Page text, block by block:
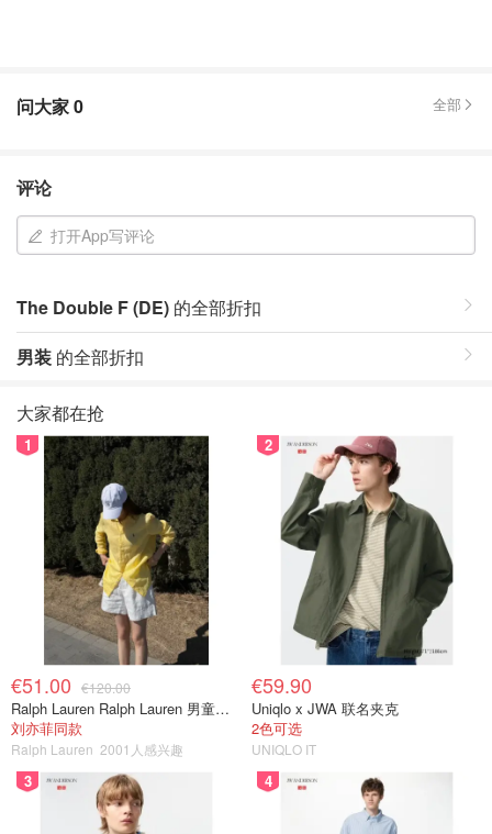
问大家0 全部
评论
打开App写评论
The Double F (DE) 的全部折扣
男装 的全部折扣
大家都在抢
1
€51.00 €120.00
Ralph Lauren Ralph Lauren 男童亚麻衬衫
刘亦菲同款
Ralph Lauren 2001人感兴趣
2
€59.90
Uniqlo x JWA 联名夹克
2色可选
UNIQLO IT
3 4